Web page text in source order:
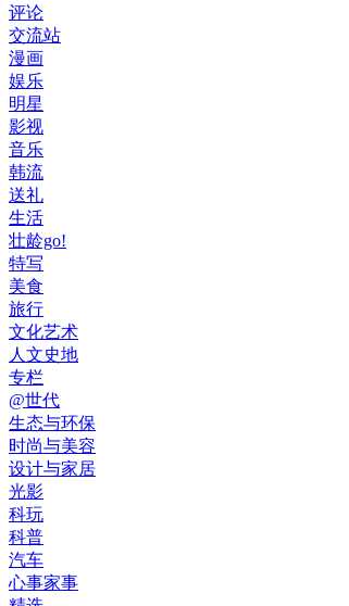
评论
交流站
漫画
娱乐
明星
影视
音乐
韩流
送礼
生活
壮龄go!
特写
美食
旅行
文化艺术
人文史地
专栏
@世代
生态与环保
时尚与美容
设计与家居
光影
科玩
科普
汽车
心事家事